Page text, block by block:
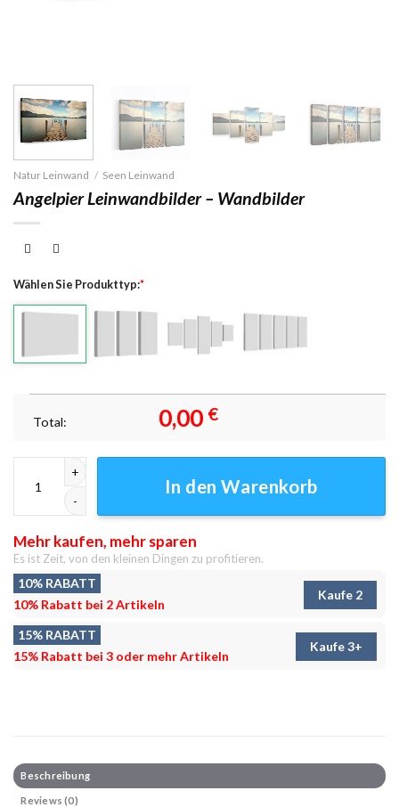
Natur Leinwand / Seen Leinwand
Angelpier Leinwandbilder – Wandbilder
Wählen Sie Produkttyp:*
Total: 0,00 €
In den Warenkorb
Mehr kaufen, mehr sparen
Es ist Zeit, von den kleinen Dingen zu profitieren.
10% RABATT
10% Rabatt bei 2 Artikeln
Kaufe 2
15% RABATT
15% Rabatt bei 3 oder mehr Artikeln
Kaufe 3+
Beschreibung
Reviews (0)